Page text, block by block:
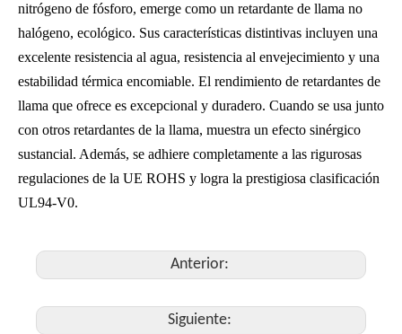
nitrógeno de fósforo, emerge como un retardante de llama no
halógeno, ecológico. Sus características distintivas incluyen una
excelente resistencia al agua, resistencia al envejecimiento y una
estabilidad térmica encomiable. El rendimiento de retardantes de
llama que ofrece es excepcional y duradero. Cuando se usa junto
con otros retardantes de la llama, muestra un efecto sinérgico
sustancial. Además, se adhiere completamente a las rigurosas
regulaciones de la UE ROHS y logra la prestigiosa clasificación
UL94-V0.
Anterior:
Siguiente: